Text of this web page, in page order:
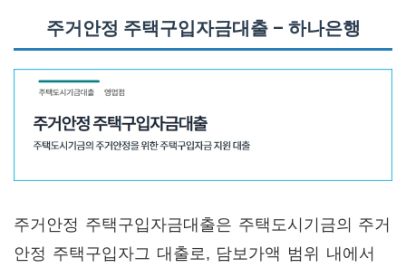
주거안정 주택구입자금대출 – 하나은행
주거안정 주택구입자금대출은 주택도시기금의 주거
안정 주택구입자그 대출로, 담보가액 범위 내에서